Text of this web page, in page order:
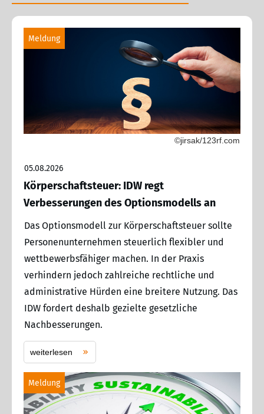
Meldung
©jirsak/123rf.com
05.08.2026
Körperschaftsteuer: IDW regt
Verbesserungen des Optionsmodells an
Das Optionsmodell zur Körperschaftsteuer sollte
Personenunternehmen steuerlich flexibler und
wettbewerbsfähiger machen. In der Praxis
verhindern jedoch zahlreiche rechtliche und
administrative Hürden eine breitere Nutzung. Das
IDW fordert deshalb gezielte gesetzliche
Nachbesserungen.
weiterlesen
Meldung